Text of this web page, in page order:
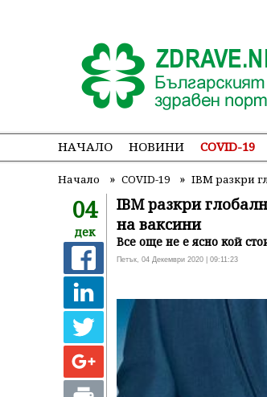
НАЧАЛО НОВИНИ COVID-19
Начало » COVID-19 » IBM pазкри
04
дек
IBM pазкри
на ваксини
Все още не е ясно кой
Петък, 04 Декември 2020 | 09:11:23